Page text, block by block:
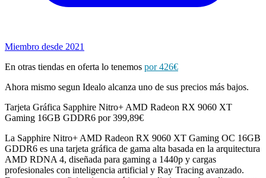
Miembro desde 2021
En otras tiendas en oferta lo tenemos por 426€
Ahora mismo segun Idealo alcanza uno de sus precios más bajos.
Tarjeta Gráfica Sapphire Nitro+ AMD Radeon RX 9060 XT
Gaming 16GB GDDR6 por 399,89€
La Sapphire Nitro+ AMD Radeon RX 9060 XT Gaming OC 16GB
GDDR6 es una tarjeta gráfica de gama alta basada en la arquitectura
AMD RDNA 4, diseñada para gaming a 1440p y cargas
profesionales con inteligencia artificial y Ray Tracing avanzado.